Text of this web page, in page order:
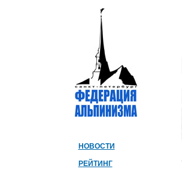
НОВОСТИ
РЕЙТИНГ